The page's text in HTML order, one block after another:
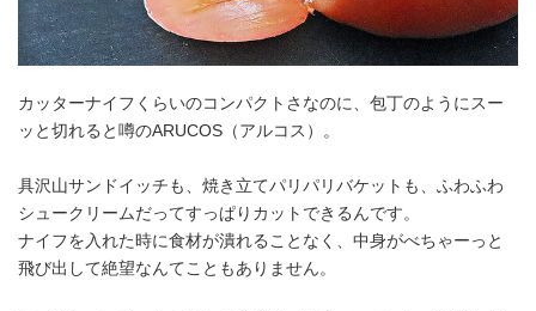
カッターナイフくらいのコンパクトさなのに、包丁のようにスー
ッと切れると噂のARUCOS（アルコス）。
具沢山サンドイッチも、焼き立てパリパリバケットも、ふわふわ
シュークリームだってすっぱりカットできるんです。
ナイフを入れた時に食材が潰れることなく、中身がべちゃーっと
飛び出して絶望なんてこともありません。